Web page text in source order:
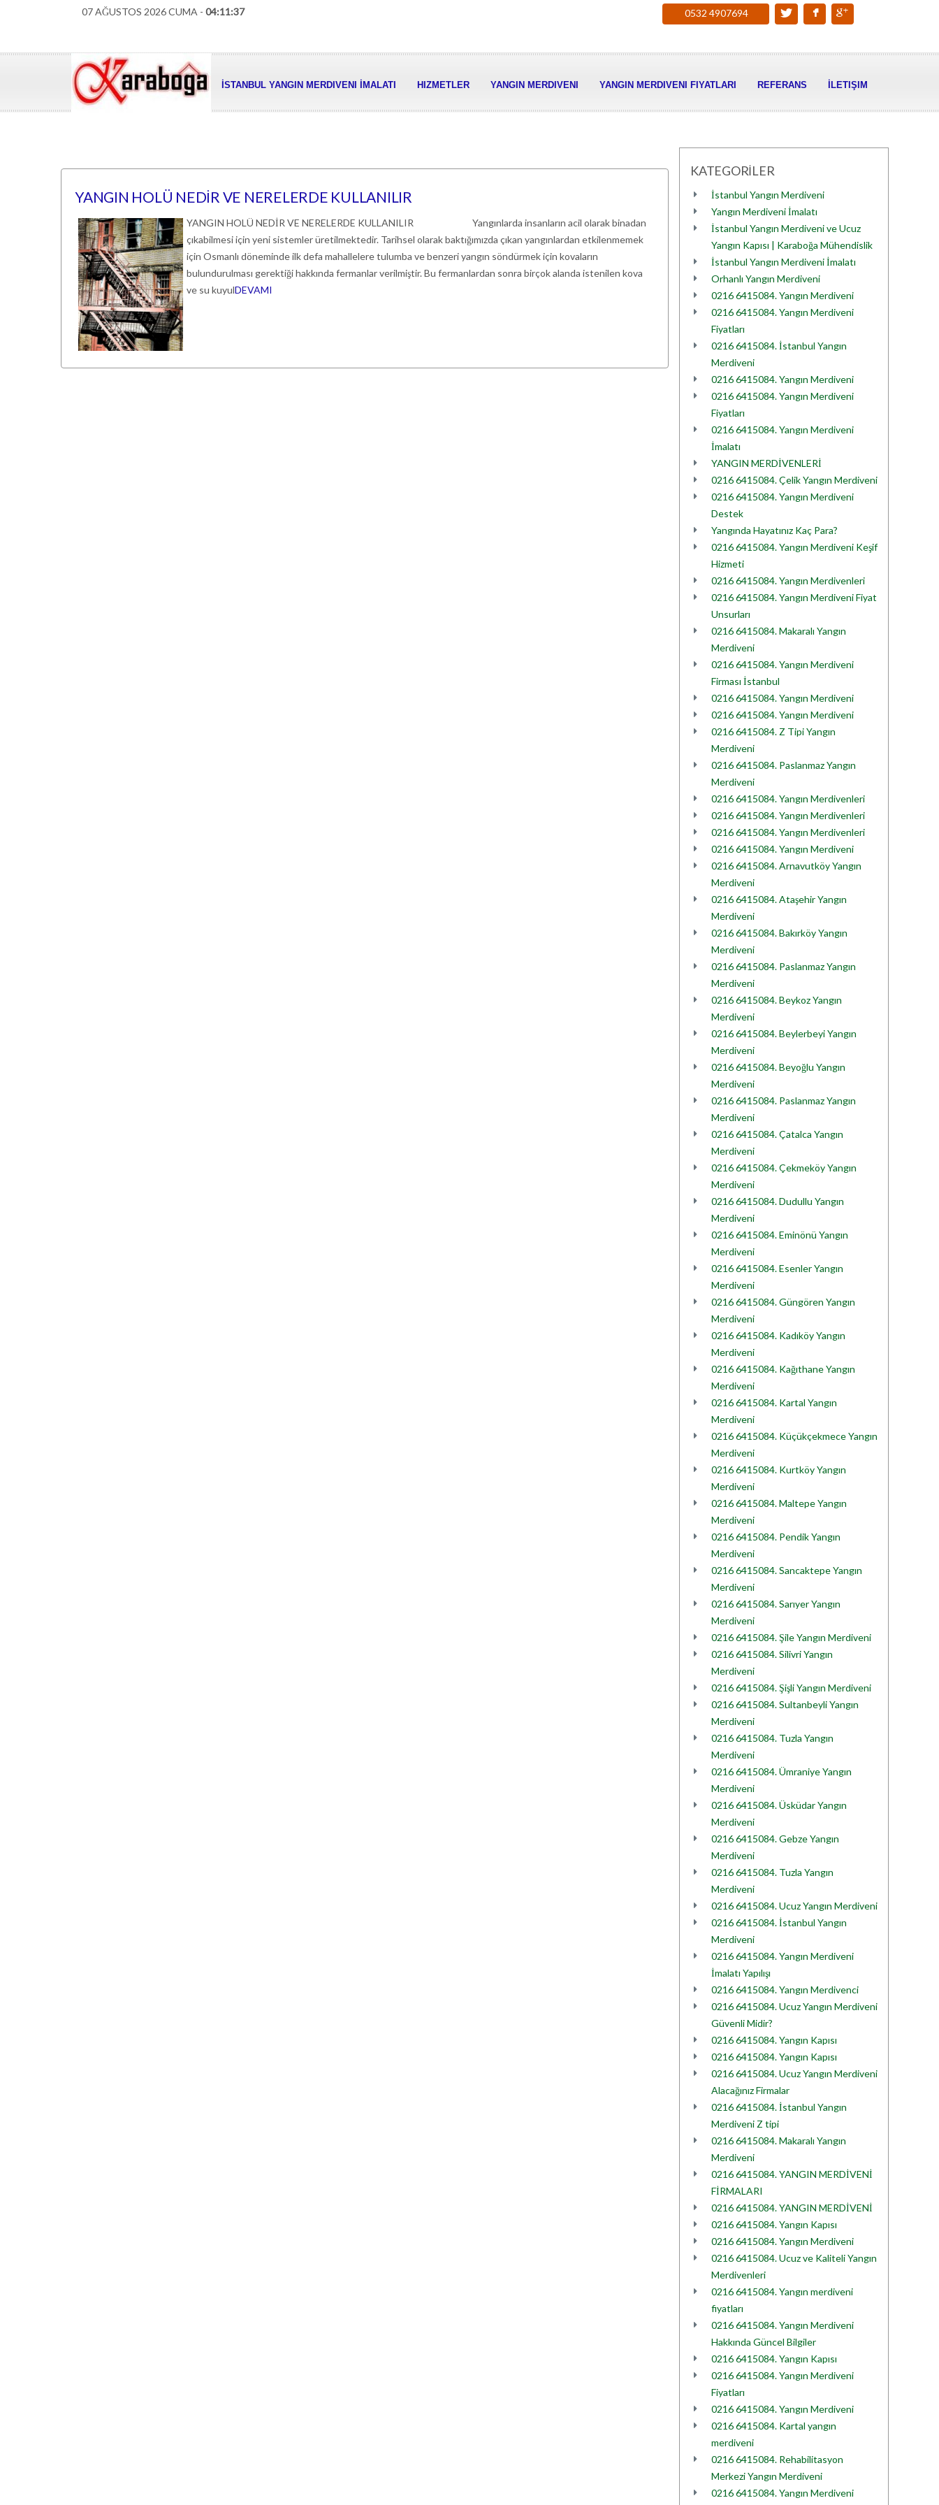
07 AĞUSTOS 2026 CUMA - 04:11:38 0532 4907694
İSTANBUL YANGIN MERDIVENI İMALATI HIZMETLER YANGIN MERDIVENI YANGIN MERDIVENI FIYATLARI REFERANS İLETIŞIM
YANGIN HOLÜ NEDİR VE NERELERDE KULLANILIR
YANGIN HOLÜ NEDİR VE NERELERDE KULLANILIR Yangınlarda insanların acil olarak binadan
çıkabilmesi için yeni sistemler üretilmektedir. Tarihsel olarak baktığımızda çıkan yangınlardan etkilenmemek
için Osmanlı döneminde ilk defa mahallelere tulumba ve benzeri yangın söndürmek için kovaların
bulundurulması gerektiği hakkında fermanlar verilmiştir. Bu fermanlardan sonra birçok alanda istenilen kova
ve su kuyulDEVAMI
KATEGORİLER
İstanbul Yangın Merdiveni
Yangın Merdiveni İmalatı
İstanbul Yangın Merdiveni ve Ucuz
Yangın Kapısı | Karaboğa Mühendislik
İstanbul Yangın Merdiveni İmalatı
Orhanlı Yangın Merdiveni
0216 6415084. Yangın Merdiveni
0216 6415084. Yangın Merdiveni
Fiyatları
0216 6415084. İstanbul Yangın
Merdiveni
0216 6415084. Yangın Merdiveni
0216 6415084. Yangın Merdiveni
Fiyatları
0216 6415084. Yangın Merdiveni
İmalatı
YANGIN MERDİVENLERİ
0216 6415084. Çelik Yangın Merdiveni
0216 6415084. Yangın Merdiveni
Destek
Yangında Hayatınız Kaç Para?
0216 6415084. Yangın Merdiveni Keşif
Hizmeti
0216 6415084. Yangın Merdivenleri
0216 6415084. Yangın Merdiveni Fiyat
Unsurları
0216 6415084. Makaralı Yangın
Merdiveni
0216 6415084. Yangın Merdiveni
Firması İstanbul
0216 6415084. Yangın Merdiveni
0216 6415084. Yangın Merdiveni
0216 6415084. Z Tipi Yangın
Merdiveni
0216 6415084. Paslanmaz Yangın
Merdiveni
0216 6415084. Yangın Merdivenleri
0216 6415084. Yangın Merdivenleri
0216 6415084. Yangın Merdivenleri
0216 6415084. Yangın Merdiveni
0216 6415084. Arnavutköy Yangın
Merdiveni
0216 6415084. Ataşehir Yangın
Merdiveni
0216 6415084. Bakırköy Yangın
Merdiveni
0216 6415084. Paslanmaz Yangın
Merdiveni
0216 6415084. Beykoz Yangın
Merdiveni
0216 6415084. Beylerbeyi Yangın
Merdiveni
0216 6415084. Beyoğlu Yangın
Merdiveni
0216 6415084. Paslanmaz Yangın
Merdiveni
0216 6415084. Çatalca Yangın
Merdiveni
0216 6415084. Çekmeköy Yangın
Merdiveni
0216 6415084. Dudullu Yangın
Merdiveni
0216 6415084. Eminönü Yangın
Merdiveni
0216 6415084. Esenler Yangın
Merdiveni
0216 6415084. Güngören Yangın
Merdiveni
0216 6415084. Kadıköy Yangın
Merdiveni
0216 6415084. Kağıthane Yangın
Merdiveni
0216 6415084. Kartal Yangın
Merdiveni
0216 6415084. Küçükçekmece Yangın
Merdiveni
0216 6415084. Kurtköy Yangın
Merdiveni
0216 6415084. Maltepe Yangın
Merdiveni
0216 6415084. Pendik Yangın
Merdiveni
0216 6415084. Sancaktepe Yangın
Merdiveni
0216 6415084. Sarıyer Yangın
Merdiveni
0216 6415084. Şile Yangın Merdiveni
0216 6415084. Silivri Yangın
Merdiveni
0216 6415084. Şişli Yangın Merdiveni
0216 6415084. Sultanbeyli Yangın
Merdiveni
0216 6415084. Tuzla Yangın
Merdiveni
0216 6415084. Ümraniye Yangın
Merdiveni
0216 6415084. Üsküdar Yangın
Merdiveni
0216 6415084. Gebze Yangın
Merdiveni
0216 6415084. Tuzla Yangın
Merdiveni
0216 6415084. Ucuz Yangın Merdiveni
0216 6415084. İstanbul Yangın
Merdiveni
0216 6415084. Yangın Merdiveni
İmalatı Yapılışı
0216 6415084. Yangın Merdivenci
0216 6415084. Ucuz Yangın Merdiveni
Güvenli Midir?
0216 6415084. Yangın Kapısı
0216 6415084. Yangın Kapısı
0216 6415084. Ucuz Yangın Merdiveni
Alacağınız Firmalar
0216 6415084. İstanbul Yangın
Merdiveni Z tipi
0216 6415084. Makaralı Yangın
Merdiveni
0216 6415084. YANGIN MERDİVENİ
FİRMALARI
0216 6415084. YANGIN MERDİVENİ
0216 6415084. Yangın Kapısı
0216 6415084. Yangın Merdiveni
0216 6415084. Ucuz ve Kaliteli Yangın
Merdivenleri
0216 6415084. Yangın merdiveni
fiyatları
0216 6415084. Yangın Merdiveni
Hakkında Güncel Bilgiler
0216 6415084. Yangın Kapısı
0216 6415084. Yangın Merdiveni
Fiyatları
0216 6415084. Yangın Merdiveni
0216 6415084. Kartal yangın
merdiveni
0216 6415084. Rehabilitasyon
Merkezi Yangın Merdiveni
0216 6415084. Yangın Merdiveni